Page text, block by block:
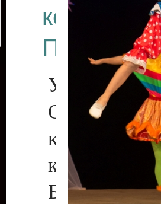
Участники
культуры
Бендеры ,